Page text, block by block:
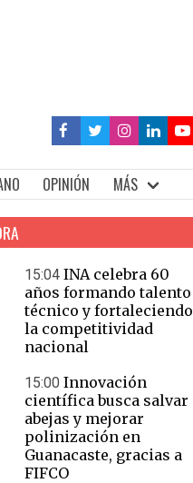
OPINIÓN MÁS
15:04 INA celebra 60
años formando talento
técnico y fortaleciendo
la competitividad
nacional
15:00 Innovación
científica busca salvar
abejas y mejorar
polinización en
Guanacaste, gracias a
FIFCO